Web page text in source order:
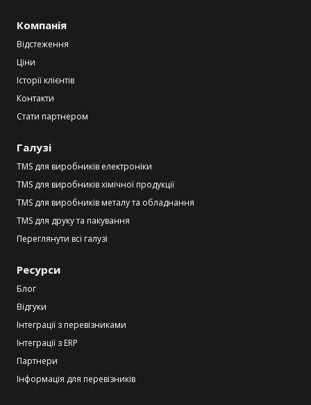
Компанія
Відстеження
Ціни
Історії клієнтів
Контакти
Стати партнером
Галузі
TMS для виробників електроніки
TMS для виробників хімічної продукції
TMS для виробників металу та обладнання
TMS для друку та пакування
Переглянути всі галузі
Ресурси
Блог
Відгуки
Інтеграції з перевізниками
Інтеграції з ERP
Партнери
Інформація для перевізників